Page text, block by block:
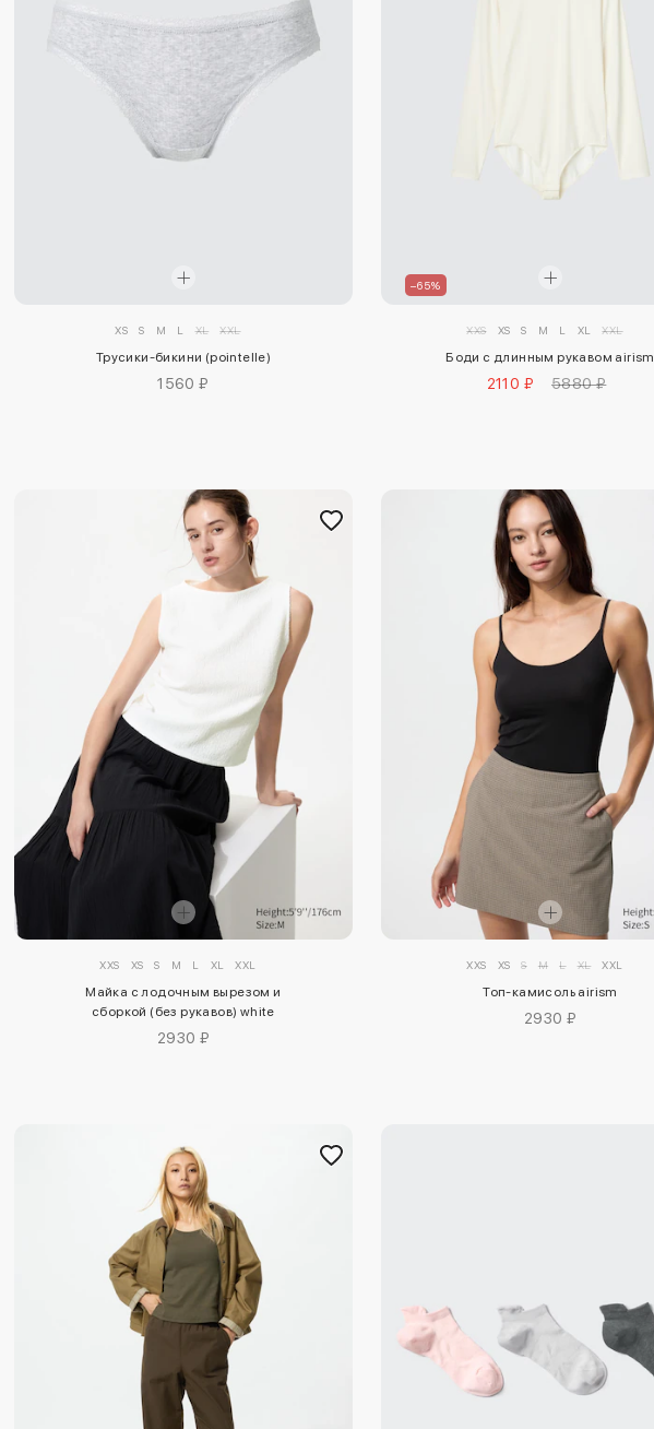
XS S M L XL XXL
Трусики-бикини (pointelle)
1560 ₽
–65%
XXS XS S M L XL XXL
Боди с длинным рукавом airism
2110 ₽ 5880 ₽
XXS XS S M L XL XXL
Майка с лодочным вырезом и
сборкой (без рукавов) white
2930 ₽
XXS XS S M L XL XXL
Топ-камисоль airism
2930 ₽